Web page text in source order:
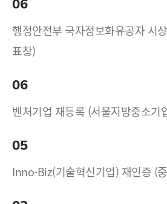
06
행정안전부 국자정보화유공자 시
표창)
06
벤처기업 재등록 (서울지방중소기
05
Inno-Biz(기술혁신기업) 재인증 (